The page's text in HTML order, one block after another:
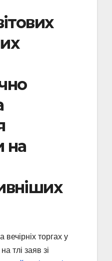
на
торгах у
тлі заяв зі